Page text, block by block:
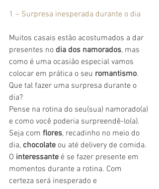
1 – Surpresa inesperada durante o dia
Muitos casais estão acostumados a dar
presentes no dia dos namorados, mas
como é uma ocasião especial vamos
colocar em prática o seu romantismo.
Que tal fazer uma surpresa durante o
dia?
Pense na rotina do seu(sua) namorado(a)
e como você poderia surpreendê-lo(a).
Seja com flores, recadinho no meio do
dia, chocolate ou até delivery de comida.
O interessante é se fazer presente em
momentos durante a rotina. Com
certeza será inesperado e